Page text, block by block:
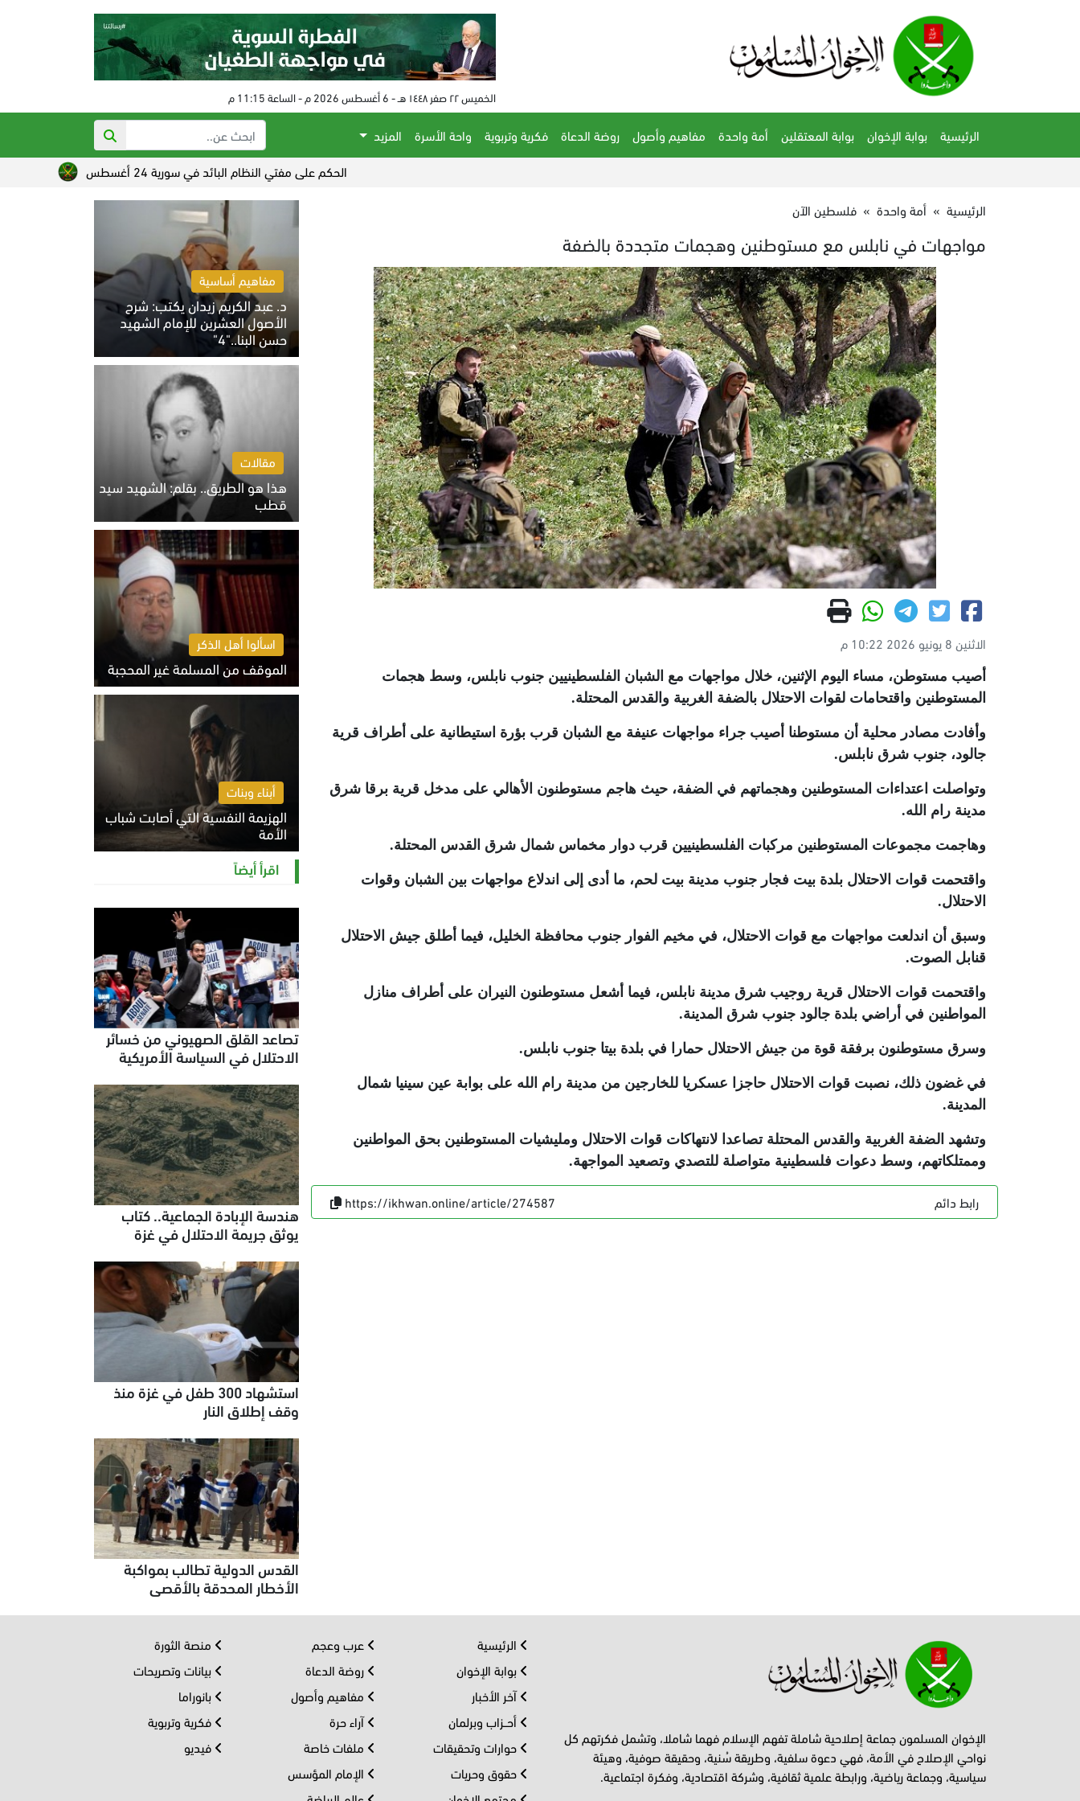
الخميس ٢٢ صفر ١٤٤٨ هـ - 6 أغسطس 2026 م - الساعة 11:15 م
الرئيسية بوابة الإخوان بوابة المعتقلين أمة واحدة مفاهيم وأصول روضة الدعاة فكرية وتربوية واحة الأسرة
المزيد
الحكم على مفتي النظام البائد في سورية 24 أغسطس
تصاعد القلق
الرئيسية » أمة واحدة » فلسطين الآن
مواجهات في نابلس مع مستوطنين وهجمات متجددة بالضفة
الاثنين 8 يونيو 2026 10:22 م
أصيب مستوطن، مساء اليوم الإثنين، خلال مواجهات مع الشبان الفلسطينيين جنوب نابلس، وسط هجمات
المستوطنين واقتحامات لقوات الاحتلال بالضفة الغربية والقدس المحتلة.
وأفادت مصادر محلية أن مستوطنا أصيب جراء مواجهات عنيفة مع الشبان قرب بؤرة استيطانية على أطراف قرية
جالود، جنوب شرق نابلس.
وتواصلت اعتداءات المستوطنين وهجماتهم في الضفة، حيث هاجم مستوطنون الأهالي على مدخل قرية برقا شرق
مدينة رام الله.
وهاجمت مجموعات المستوطنين مركبات الفلسطينيين قرب دوار مخماس شمال شرق القدس المحتلة.
واقتحمت قوات الاحتلال بلدة بيت فجار جنوب مدينة بيت لحم، ما أدى إلى اندلاع مواجهات بين الشبان وقوات
الاحتلال.
وسبق أن اندلعت مواجهات مع قوات الاحتلال، في مخيم الفوار جنوب محافظة الخليل، فيما أطلق جيش الاحتلال
قنابل الصوت.
واقتحمت قوات الاحتلال قرية روجيب شرق مدينة نابلس، فيما أشعل مستوطنون النيران على أطراف منازل
المواطنين في أراضي بلدة جالود جنوب شرق المدينة.
وسرق مستوطنون برفقة قوة من جيش الاحتلال حمارا في بلدة بيتا جنوب نابلس.
في غضون ذلك، نصبت قوات الاحتلال حاجزا عسكريا للخارجين من مدينة رام الله على بوابة عين سينيا شمال
المدينة.
وتشهد الضفة الغربية والقدس المحتلة تصاعدا لانتهاكات قوات الاحتلال ومليشيات المستوطنين بحق المواطنين
وممتلكاتهم، وسط دعوات فلسطينية متواصلة للتصدي وتصعيد المواجهة.
رابط دائم https://ikhwan.online/article/274587
مفاهيم أساسية
د. عبد الكريم زيدان يكتب: شرح
الأصول العشرين للإمام الشهيد
حسن البنا.."4"
الخميس 6 أغسطس 2026 10:27 ص
مقالات
هذا هو الطريق.. بقلم: الشهيد سيد
قطب
الخميس 6 أغسطس 2026 10:52 ص
اسألوا أهل الذكر
الموقف من المسلمة غير المحجبة
الخميس 6 أغسطس 2026 10:45 ص
أبناء وبنات
الهزيمة النفسية التي أصابت شباب
الأمة
الخميس 6 أغسطس 2026 11:12 ص
اقرأ أيضاً
تصاعد القلق الصهيوني من خسائر
الاحتلال في السياسة الأمريكية
هندسة الإبادة الجماعية.. كتاب
يوثق جريمة الاحتلال في غزة
استشهاد 300 طفل في غزة منذ
وقف إطلاق النار
القدس الدولية تطالب بمواكبة
الأخطار المحدقة بالأقصى
الإخوان المسلمون جماعة إصلاحية شاملة تفهم الإسلام فهما شاملا، وتشمل فكرتهم كل
نواحي الإصلاح في الأمة، فهي دعوة سلفية، وطريقة سُنية، وحقيقة صوفية، وهيئة
سياسية، وجماعة رياضية، ورابطة علمية ثقافية، وشركة اقتصادية، وفكرة اجتماعية.
الرئيسية
بوابة الإخوان
آخر الأخبار
أحــزاب وبرلمان
حوارات وتحقيقات
حقوق وحريات
عرب وعجم
روضة الدعاة
مفاهيم وأصول
آراء حرة
ملفات خاصة
الإمام المؤسس
منصة الثورة
بيانات وتصريحات
بانوراما
فكرية وتربوية
فيديو